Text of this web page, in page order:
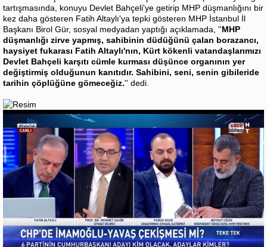
tartışmasında, konuyu Devlet Bahçeli'ye getirip MHP düşmanlığını bir
kez daha gösteren Fatih Altaylı'ya tepki gösteren MHP İstanbul İl
Başkanı Birol Gür, sosyal medyadan yaptığı açıklamada, ''MHP
düşmanlığı zirve yapmış, sahibinin düdüğünü çalan borazancı,
haysiyet fukarası Fatih Altaylı'nın, Kürt kökenli vatandaşlarımızı
Devlet Bahçeli karşıtı cümle kurması düşünce organının yer
değiştirmiş olduğunun kanıtıdır. Sahibini, seni, senin gibileride
tarihin çöplüğüne gömeceğiz.'' dedi.